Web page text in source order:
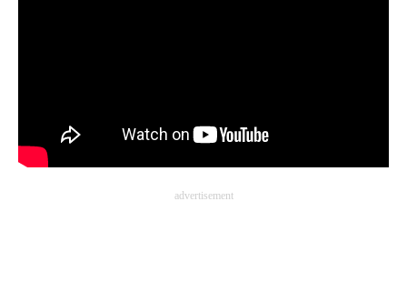
マーケ×ITの今がよく分かる
ITエンジニア向け専門サイト
advertisement